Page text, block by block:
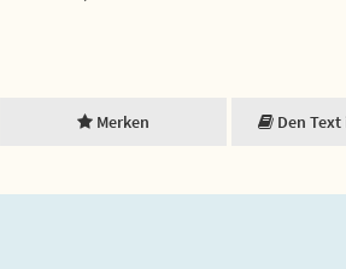
Merken Den